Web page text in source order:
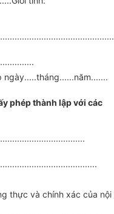
ngày.....tháng......năm.......
phép thành lập với các
thực và chính xác của nội